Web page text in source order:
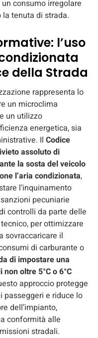
consumo irregolare
tenuta di strada.
l’uso
della Strada
rappresenta lo
un microclima
un utilizzo
energetica, sia
Il Codice
assoluto di
la sosta del veicolo
l’aria condizionata,
l’inquinamento
pecuniarie
controlli da parte delle
per ottimizzare
sovraccaricare il
di carburante o
di impostare una
oltre 5°C o 6°C
approccio protegge
passeggeri e riduce lo
dell’impianto,
conformità alle
stradali.